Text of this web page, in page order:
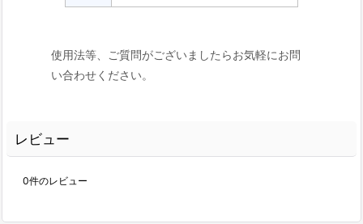
使用法等、ご質問がございましたらお気軽にお問
い合わせください。
レビュー
0件のレビュー